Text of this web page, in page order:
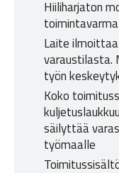
Hiiliharjaton
toimintavarma
Laite
työn
Koko
säilyttää
työmaalle